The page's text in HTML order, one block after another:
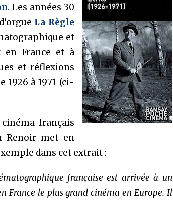
. Les années 30
La Règle
et
en France et à
et réflexions
1926 à 1971 (ci-
français
Renoir met en
dans cet extrait :
française est arrivée à un
France le plus grand cinéma en Europe. Il